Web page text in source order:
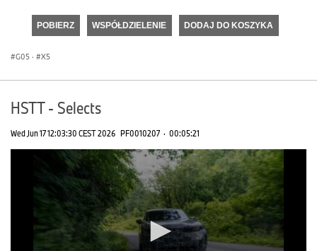
seconds
POBIERZ WSPÓŁDZIELENIE DODAJ DO KOSZYKA
G05 · X5
HSTT - Selects
Wed Jun 17 12:03:30 CEST 2026 PF0010207 · 00:05:21